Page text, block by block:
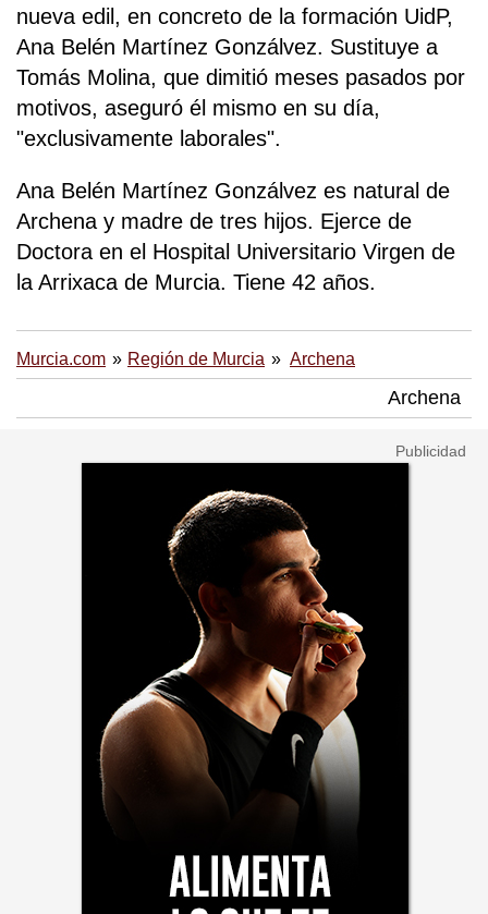
nueva edil, en concreto de la formación UidP,
Ana Belén Martínez Gonzálvez. Sustituye a
Tomás Molina, que dimitió meses pasados por
motivos, aseguró él mismo en su día,
"exclusivamente laborales".
Ana Belén Martínez Gonzálvez es natural de
Archena y madre de tres hijos. Ejerce de
Doctora en el Hospital Universitario Virgen de
la Arrixaca de Murcia. Tiene 42 años.
Murcia.com Región de Murcia Archena
Archena